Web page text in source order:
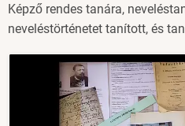
Képző rendes tanára,
neveléstörténetet tanított, és